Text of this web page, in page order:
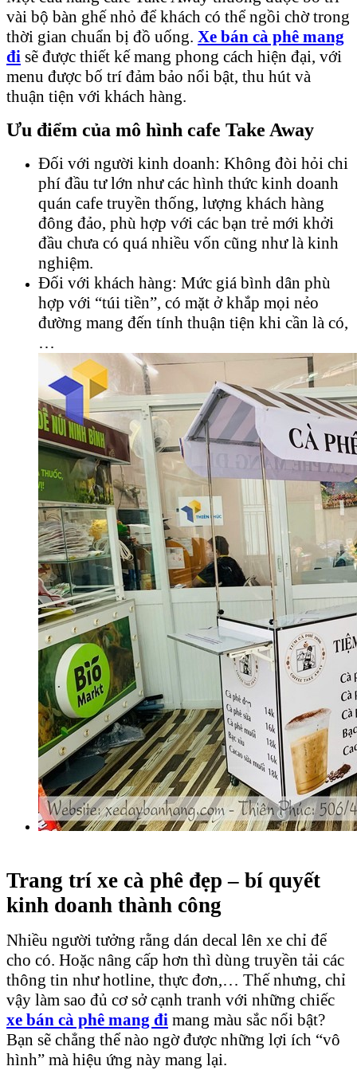
vài bộ bàn ghế nhỏ để khách có thể ngồi chờ trong
thời gian chuẩn bị đồ uống. Xe bán cà phê mang
đi sẽ được thiết kế mang phong cách hiện đại, với
menu được bố trí đảm bảo nổi bật, thu hút và
thuận tiện với khách hàng.
Ưu điểm của mô hình cafe Take Away
Đối với người kinh doanh: Không đòi hỏi chi
phí đầu tư lớn như các hình thức kinh doanh
quán cafe truyền thống, lượng khách hàng
đông đảo, phù hợp với các bạn trẻ mới khởi
đầu chưa có quá nhiều vốn cũng như là kinh
nghiệm.
Đối với khách hàng: Mức giá bình dân phù
hợp với “túi tiền”, có mặt ở khắp mọi nẻo
đường mang đến tính thuận tiện khi cần là có,
…
Trang trí xe cà phê đẹp – bí quyết
kinh doanh thành công
Nhiều người tưởng rằng dán decal lên xe chỉ để
cho có. Hoặc nâng cấp hơn thì dùng truyền tải các
thông tin như hotline, thực đơn,… Thế nhưng, chỉ
vậy làm sao đủ cơ sở cạnh tranh với những chiếc
xe bán cà phê mang đi mang màu sắc nổi bật?
Bạn sẽ chẳng thể nào ngờ được những lợi ích “vô
hình” mà hiệu ứng này mang lại.